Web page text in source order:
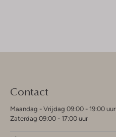
Contact
Maandag - Vrijdag 09:00 - 19:00 uur
Zaterdag 09:00 - 17:00 uur